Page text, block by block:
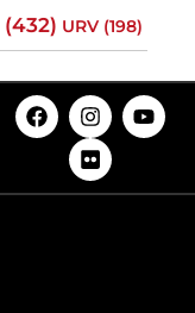
(432) URV (198)